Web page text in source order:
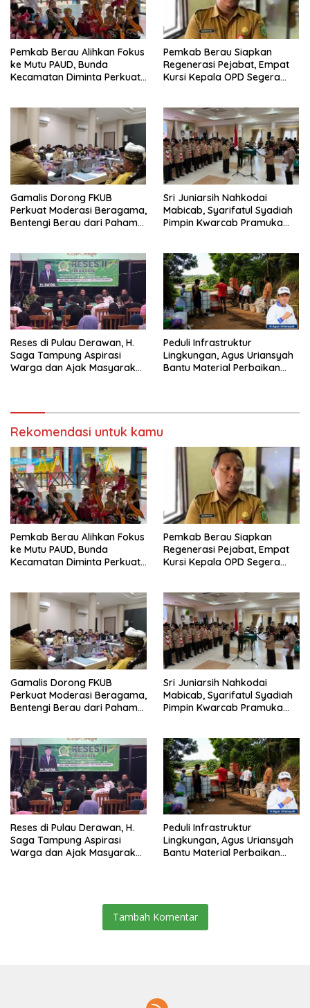
Pemkab Berau Alihkan Fokus
ke Mutu PAUD, Bunda
Kecamatan Diminta Perkuat
Pemkab Berau Siapkan
Regenerasi Pejabat, Empat
Kursi Kepala OPD Segera
Gamalis Dorong FKUB
Perkuat Moderasi Beragama,
Bentengi Berau dari Paham
Sri Juniarsih Nahkodai
Mabicab, Syarifatul Syadiah
Pimpin Kwarcab Pramuka
Reses di Pulau Derawan, H.
Saga Tampung Aspirasi
Warga dan Ajak Masyarakat
Peduli Infrastruktur
Lingkungan, Agus Uriansyah
Bantu Material Perbaikan
Rekomendasi untuk kamu
Pemkab Berau Alihkan Fokus
ke Mutu PAUD, Bunda
Kecamatan Diminta Perkuat
Pemkab Berau Siapkan
Regenerasi Pejabat, Empat
Kursi Kepala OPD Segera
Gamalis Dorong FKUB
Perkuat Moderasi Beragama,
Bentengi Berau dari Paham
Sri Juniarsih Nahkodai
Mabicab, Syarifatul Syadiah
Pimpin Kwarcab Pramuka
Reses di Pulau Derawan, H.
Saga Tampung Aspirasi
Warga dan Ajak Masyarakat
Peduli Infrastruktur
Lingkungan, Agus Uriansyah
Bantu Material Perbaikan
Tambah Komentar